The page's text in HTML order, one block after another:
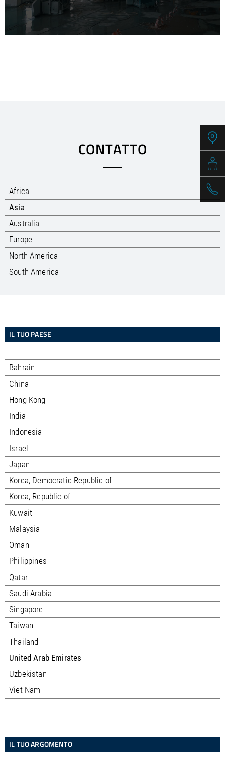
CONTATTO
Africa
Asia
Australia
Europe
North America
South America
IL TUO PAESE
Bahrain
China
Hong Kong
India
Indonesia
Israel
Japan
Korea, Democratic Republic of
Korea, Republic of
Kuwait
Malaysia
Oman
Philippines
Qatar
Saudi Arabia
Singapore
Taiwan
Thailand
United Arab Emirates
Uzbekistan
Viet Nam
IL TUO ARGOMENTO